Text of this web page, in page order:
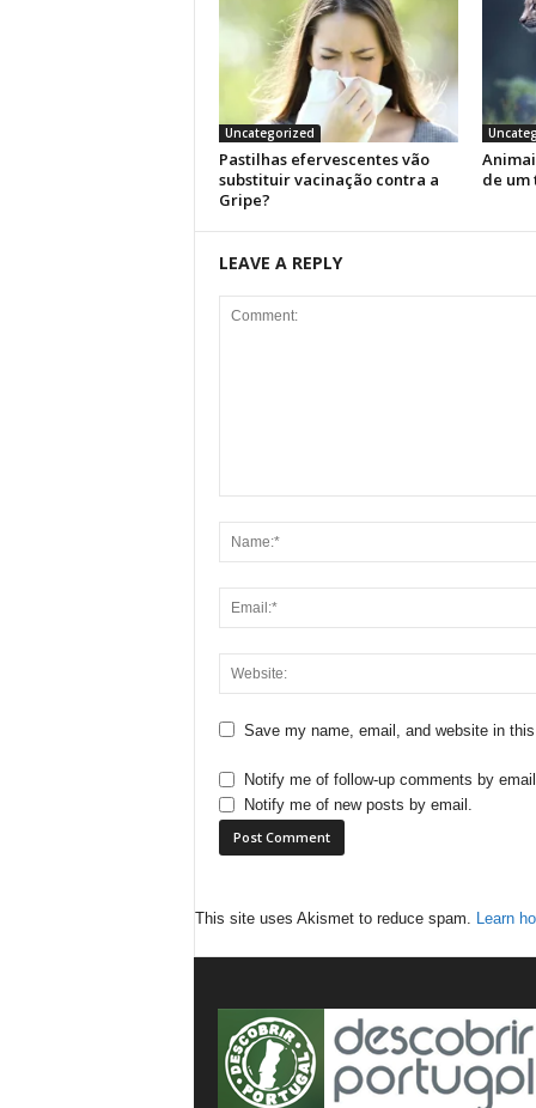
Uncategorized
Pastilhas efervescentes vão
substituir vacinação contra a
Gripe?
de
LEAVE A REPLY
Save my name, email, and website in
Notify me of follow-up comments by
Notify me of new posts by email.
This site uses Akismet to reduce spam. Learn